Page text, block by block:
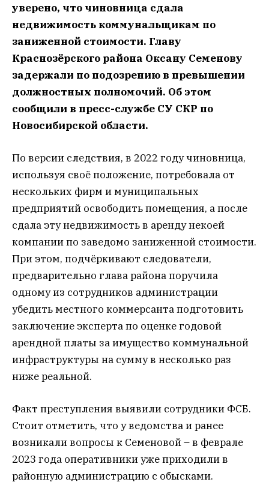
уверено, что чиновница сдала
недвижимость коммунальщикам по
заниженной стоимости. Главу
Краснозёрского района Оксану Семенову
задержали по подозрению в превышении
должностных полномочий. Об этом
сообщили в пресс-службе СУ СКР по
Новосибирской области.
По версии следствия, в 2022 году чиновница,
используя своё положение, потребовала от
нескольких фирм и муниципальных
предприятий освободить помещения, а после
сдала эту недвижимость в аренду некоей
компании по заведомо заниженной стоимости.
При этом, подчёркивают следователи,
предварительно глава района поручила
одному из сотрудников администрации
убедить местного коммерсанта подготовить
заключение эксперта по оценке годовой
арендной платы за имущество коммунальной
инфраструктуры на сумму в несколько раз
ниже реальной.
Факт преступления выявили сотрудники ФСБ.
Стоит отметить, что у ведомства и ранее
возникали вопросы к Семеновой – в феврале
2023 года оперативники уже приходили в
районную администрацию с обысками.